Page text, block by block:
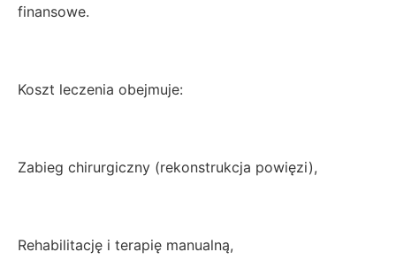
finansowe.
Koszt leczenia obejmuje:
Zabieg chirurgiczny (rekonstrukcja powięzi),
Rehabilitację i terapię manualną,